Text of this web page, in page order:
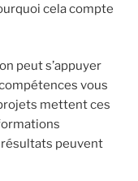
cela compte
peut s’appuyer
vous
mettent ces
peuvent